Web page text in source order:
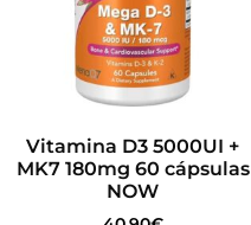
Vitamina D3 5000UI +
MK7 180mg 60 cápsulas
NOW